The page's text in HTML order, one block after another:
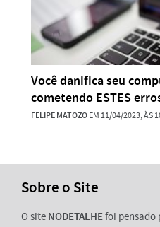
Você danifica seu
cometendo ESTES
FELIPE MATOZOEM 11/04/2023, ÀS
Sobre o Site
O site NODETALHEfoi pensado